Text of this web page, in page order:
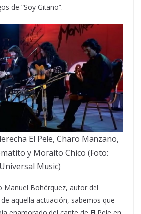
de “Soy Gitano”.
El Pele, Charo Manzano,
y Moraíto Chico (Foto:
Universal Music)
Manuel Bohórquez, autor del
aquella actuación, sabemos que